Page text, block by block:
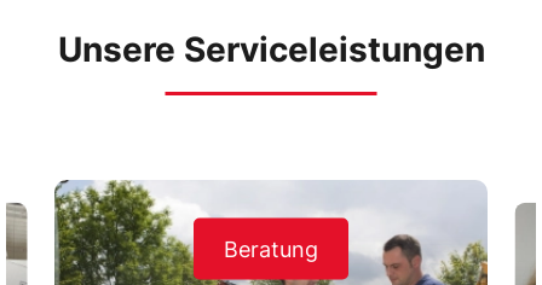
Unsere Serviceleistungen
Beratung